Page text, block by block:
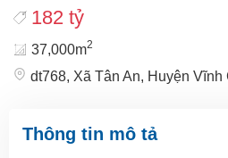
182 tỷ
37,000m2
dt768, Xã Tân An, Huyện
Thông tin mô tả